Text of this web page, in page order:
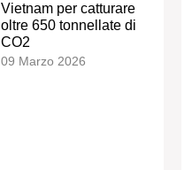
Vietnam per catturare
oltre 650 tonnellate di
CO2
09 Marzo 2026